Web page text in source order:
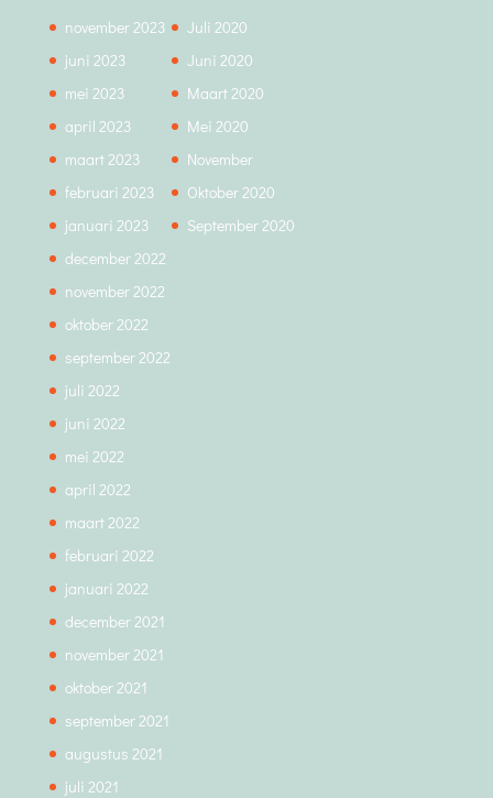
november 2023
juni 2023
mei 2023
april 2023
maart 2023
februari 2023
januari 2023
december 2022
november 2022
oktober 2022
september 2022
juli 2022
juni 2022
mei 2022
april 2022
maart 2022
februari 2022
januari 2022
december 2021
november 2021
oktober 2021
september 2021
augustus 2021
juli 2021
Juli 2020
Juni 2020
Maart 2020
Mei 2020
November
Oktober 2020
September 2020